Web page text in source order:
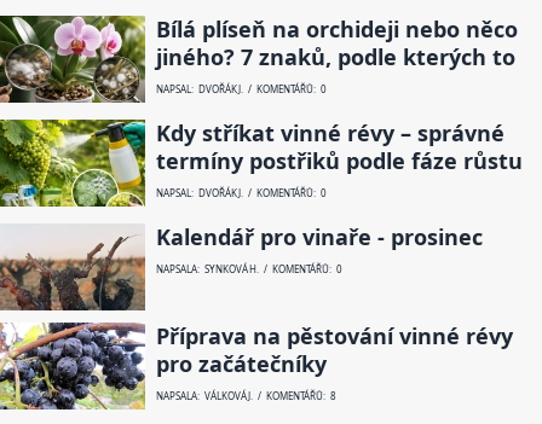
Bílá plíseň na orchideji nebo něco
jiného? 7 znaků, podle kterých to
NAPSAL: DVOŘÁK J. / KOMENTÁŘŮ: 0
Kdy stříkat vinné révy – správné
termíny postřiků podle fáze růstu
NAPSAL: DVOŘÁK J. / KOMENTÁŘŮ: 0
Kalendář pro vinaře - prosinec
NAPSALA: SYNKOVÁ H. / KOMENTÁŘŮ: 0
Příprava na pěstování vinné révy
pro začátečníky
NAPSALA: VÁLKOVÁ J. / KOMENTÁŘŮ: 8